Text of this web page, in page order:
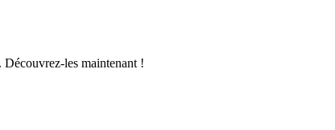
Découvrez-les maintenant !